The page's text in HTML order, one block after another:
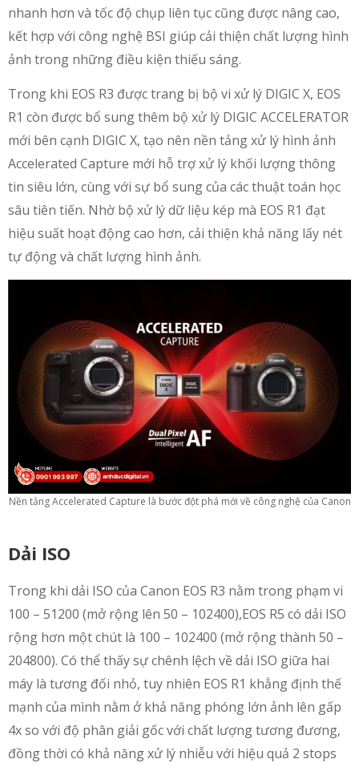
nhanh hơn và tốc độ chụp liên tục cũng được nâng cao,
kết hợp với công nghệ BSI giúp cải thiện chất lượng hình
ảnh trong những điều kiện thiếu sáng.
Trong khi EOS R3 được trang bị bộ vi xử lý DIGIC X, EOS
R1 còn được bổ sung thêm bộ xử lý DIGIC ACCELERATOR
mới bên cạnh DIGIC X, tạo nên nền tảng xử lý hình ảnh
Accelerated Capture mới hỗ trợ xử lý khối lượng thông
tin siêu lớn, cùng với sự bổ sung của các thuật toán học
sâu tiên tiến. Nhờ bộ xử lý dữ liệu kép mà EOS R1 đạt
hiệu suất hoạt động cao hơn, cải thiện khả năng lấy nét
tự động và chất lượng hình ảnh.
Nền tảng Accelerated Capture là bước đột phá mới về công nghệ của Canon
Dải ISO
Trong khi dải ISO của Canon EOS R3 nằm trong phạm vi
100 – 51200 (mở rộng lên 50 – 102400),EOS R5 có dải ISO
rộng hơn một chút là 100 – 102400 (mở rộng thành 50 –
204800). Có thể thấy sự chênh lệch về dải ISO giữa hai
máy là tương đối nhỏ, tuy nhiên EOS R1 khẳng định thế
mạnh của mình nằm ở khả năng phóng lớn ảnh lên gấp
4x so với độ phân giải gốc với chất lượng tương đương,
đồng thời có khả năng xử lý nhiễu với hiệu quả 2 stops